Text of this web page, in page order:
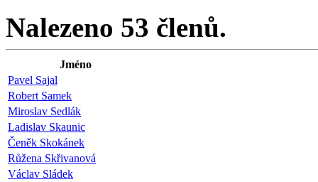
Nalezeno 53 členů.
Jméno
Pavel Sajal
Robert Samek
Miroslav Sedlák
Ladislav Skaunic
Čeněk Skokánek
Růžena Skřivanová
Václav Sládek